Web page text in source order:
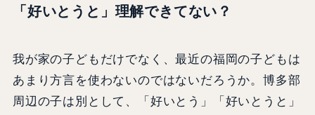
「好いとうと」理解できてない？
我が家の子どもだけでなく、最近の福岡の子どもは
あまり方言を使わないのではないだろうか。博多部
周辺の子は別として、「好いとう」「好いとうと」